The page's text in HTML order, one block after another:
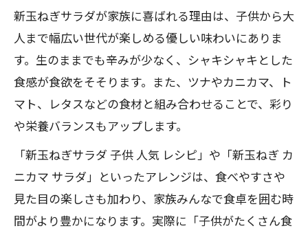
方
簡単新玉ねぎサラダの副菜アレンジアイ
デア
新玉ねぎサラダを毎日の副菜に活用する
ポイント
副菜
新玉ねぎサラダが家族に喜ばれる理由は、子供から大
人まで幅広い世代が楽しめる優しい味わいにありま
す。生のままでも辛みが少なく、シャキシャキとした
食感が食欲をそそります。また、ツナやカニカマ、ト
マト、レタスなどの食材と組み合わせることで、彩り
や栄養バランスもアップします。
「新玉ねぎサラダ 子供 人気 レシピ」や「新玉ねぎ カ
ニカマ サラダ」といったアレンジは、食べやすさや
見た目の楽しさも加わり、家族みんなで食卓を囲む時
間がより豊かになります。実際に「子供がたくさん食